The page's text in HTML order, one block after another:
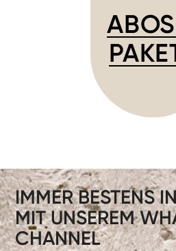
IMMER BESTENS
MIT UNSEREM
CHANNEL